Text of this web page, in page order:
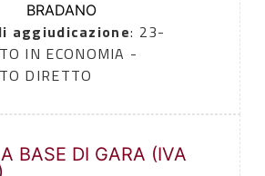
BRADANO
aggiudicazione: 23-
IN ECONOMIA -
DIRETTO
BASE DI GARA (IVA